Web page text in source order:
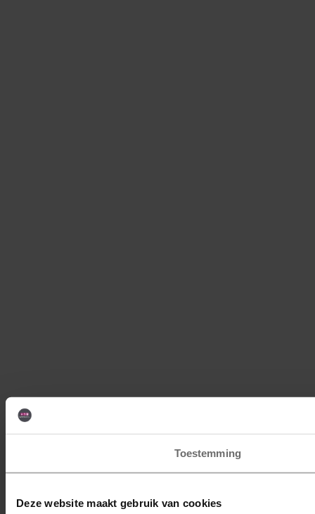
Toestemming
Deze website maakt gebruik van cookies